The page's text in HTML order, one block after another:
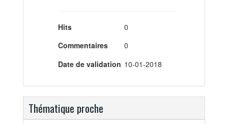
Hits
0
Commentaires
0
Date de validation 10-01-2018
Thématique proche